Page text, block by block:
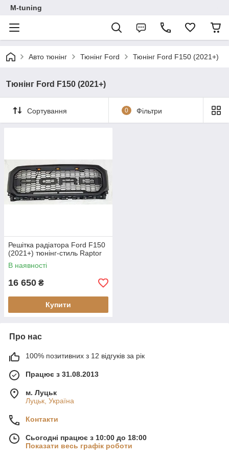
M-tuning
Авто тюнінг Тюнінг Ford Тюнінг Ford F150 (2021+)
Тюнінг Ford F150 (2021+)
Сортування 0 Фільтри
Решітка радіатора Ford F150
(2021+) тюнінг-стиль Raptor
В наявності
16 650 ₴
Купити
Про нас
100% позитивних з 12 відгуків за рік
Працює з 31.08.2013
м. Луцьк
Луцьк, Україна
Контакти
Сьогодні працює з 10:00 до 18:00
Показати весь графік роботи